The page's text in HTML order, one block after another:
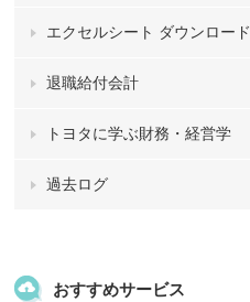
エクセルシート ダウンロード
退職給付会計
トヨタに学ぶ財務・経営学
過去ログ
おすすめサービス